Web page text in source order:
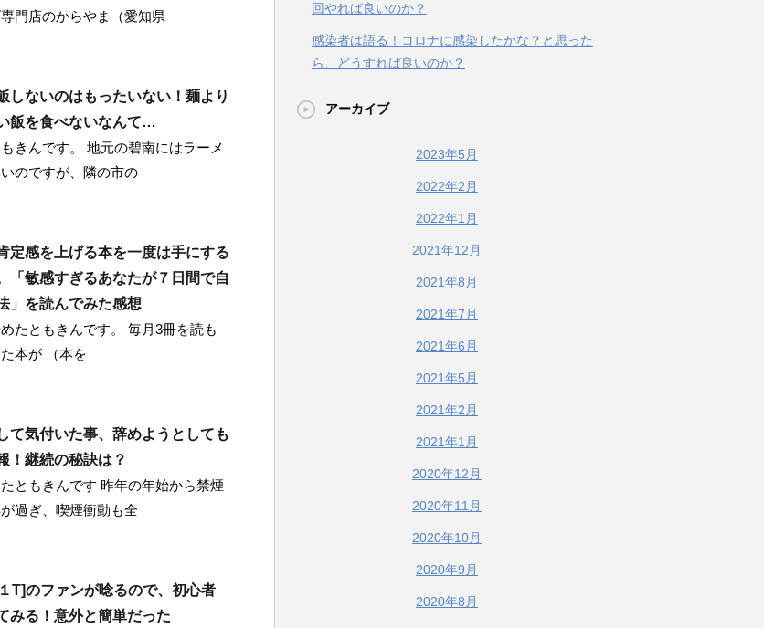
門店のからやま（愛知県
しないのはもったいない！麺より
飯を食べないなんて…
きんです。 地元の碧南にはラーメ
のですが、隣の市の
定感を上げる本を一度は手にする
「敏感すぎるあなたが７日間で自
」を読んでみた感想
たともきんです。 毎月3冊を読も
本が （本を
て気付いた事、辞めようとしても
！継続の秘訣は？
ともきんです 昨年の年始から禁煙
過ぎ、喫煙衝動も全
T]のファンが唸るので、初心者
みる！意外と簡単だった
回やれば良いのか？
感染者は語る！コロナに感染したかな？と思った
ら、どうすれば良いのか？
アーカイブ
2023年5月
2022年2月
2022年1月
2021年12月
2021年8月
2021年7月
2021年6月
2021年5月
2021年2月
2021年1月
2020年12月
2020年11月
2020年10月
2020年9月
2020年8月